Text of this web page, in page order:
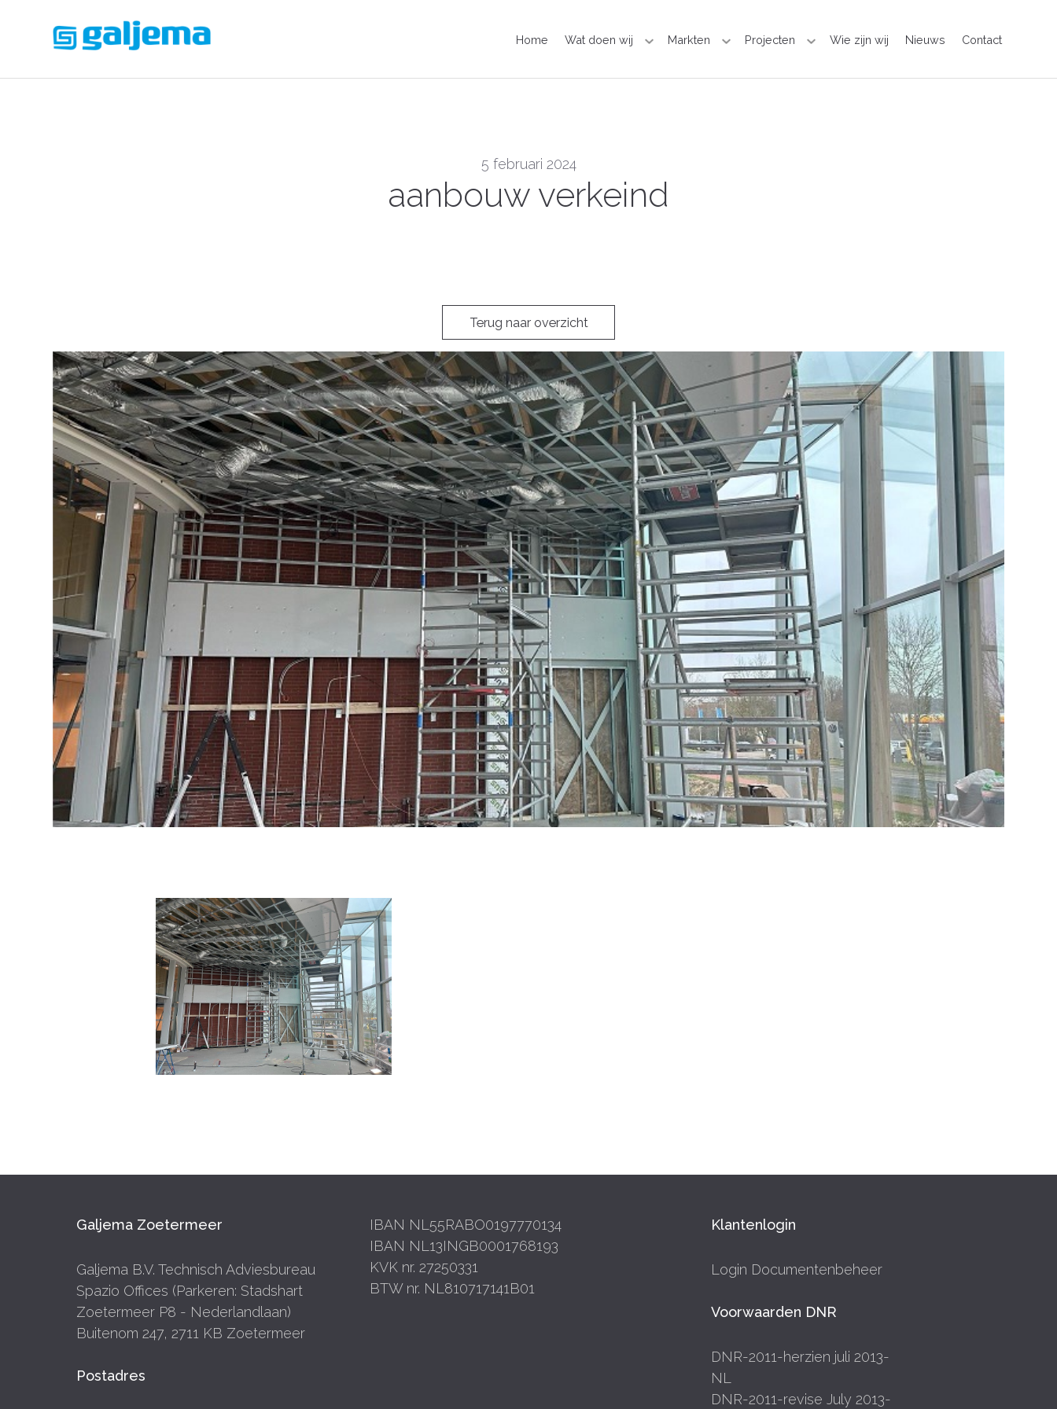
Home Wat doen wij Markten Projecten Wie zijn wij Nieuws Contact
5 februari 2024
aanbouw verkeind
Terug naar overzicht
Galjema Zoetermeer
Galjema B.V. Technisch Adviesbureau
Spazio Offices (Parkeren: Stadshart
Zoetermeer P8 - Nederlandlaan)
Buitenom 247, 2711 KB Zoetermeer
Postadres
IBAN NL55RABO0197770134
IBAN NL13INGB0001768193
KVK nr. 27250331
BTW nr. NL810717141B01
Klantenlogin
Login Documentenbeheer
Voorwaarden DNR
DNR-2011-herzien juli 2013-
NL
DNR-2011-revise July 2013-